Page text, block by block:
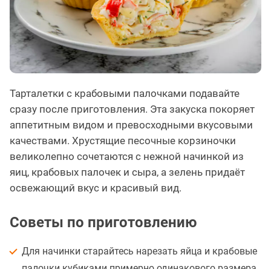
Тарталетки с крабовыми палочками подавайте
сразу после приготовления. Эта закуска покоряет
аппетитным видом и превосходными вкусовыми
качествами. Хрустящие песочные корзиночки
великолепно сочетаются с нежной начинкой из
яиц, крабовых палочек и сыра, а зелень придаёт
освежающий вкус и красивый вид.
Советы по приготовлению
Для начинки старайтесь нарезать яйца и крабовые